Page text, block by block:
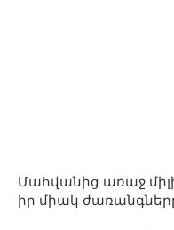
Մահվանից առաջ
իր միակ